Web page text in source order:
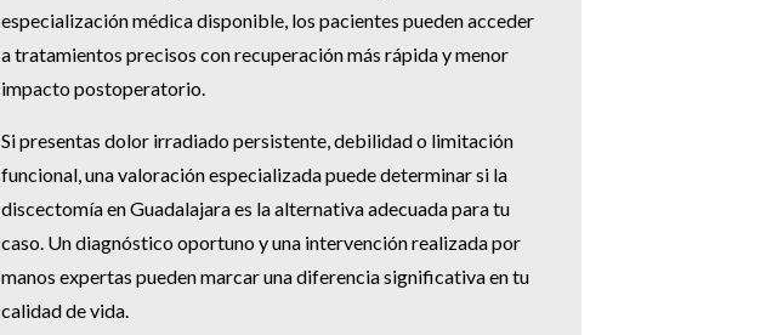
especialización médica disponible, los pacientes pueden acceder
a tratamientos precisos con recuperación más rápida y menor
impacto postoperatorio.
Si presentas dolor irradiado persistente, debilidad o limitación
funcional, una valoración especializada puede determinar si la
discectomía en Guadalajara es la alternativa adecuada para tu
caso. Un diagnóstico oportuno y una intervención realizada por
manos expertas pueden marcar una diferencia significativa en tu
calidad de vida.